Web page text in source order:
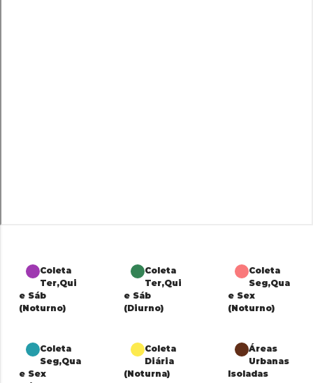
Coleta
Ter,Qui
e Sáb
(Noturno)
Coleta
Ter,Qui
e Sáb
(Diurno)
Coleta
Seg,Qua
e Sex
(Noturno)
Coleta
Seg,Qua
e Sex
Coleta
Diária
(Noturna)
Áreas
Urbanas
Isoladas